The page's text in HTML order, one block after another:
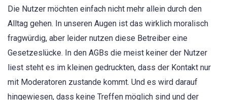
Die Nutzer möchten einfach nicht mehr allein durch den
Alltag gehen. In unseren Augen ist das wirklich moralisch
fragwürdig, aber leider nutzen diese Betreiber eine
Gesetzeslücke. In den AGBs die meist keiner der Nutzer
liest steht es im kleinen gedruckten, dass der Kontakt nur
mit Moderatoren zustande kommt. Und es wird darauf
hingewiesen, dass keine Treffen möglich sind und der